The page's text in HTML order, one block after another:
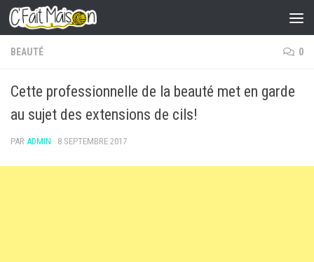
Skip to content
BEAUTÉ 0
Cette professionnelle de la beauté met en garde
au sujet des extensions de cils!
PAR ADMIN · 8 SEPTEMBRE 2017